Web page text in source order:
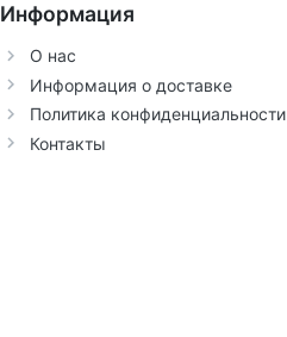
Информация
О нас
Информация о доставке
Политика конфиденциальности
Контакты